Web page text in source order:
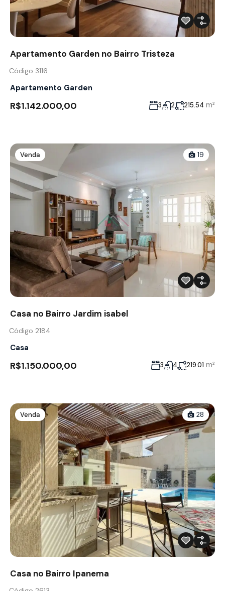
Apartamento Garden no Bairro Tristeza
Código 3116
Apartamento Garden
R$1.142.000,00 3 2 215.54 m²
Venda 19
Casa no Bairro Jardim isabel
Código 2184
Casa
R$1.150.000,00 3 4 219.01 m²
Venda 28
Casa no Bairro Ipanema